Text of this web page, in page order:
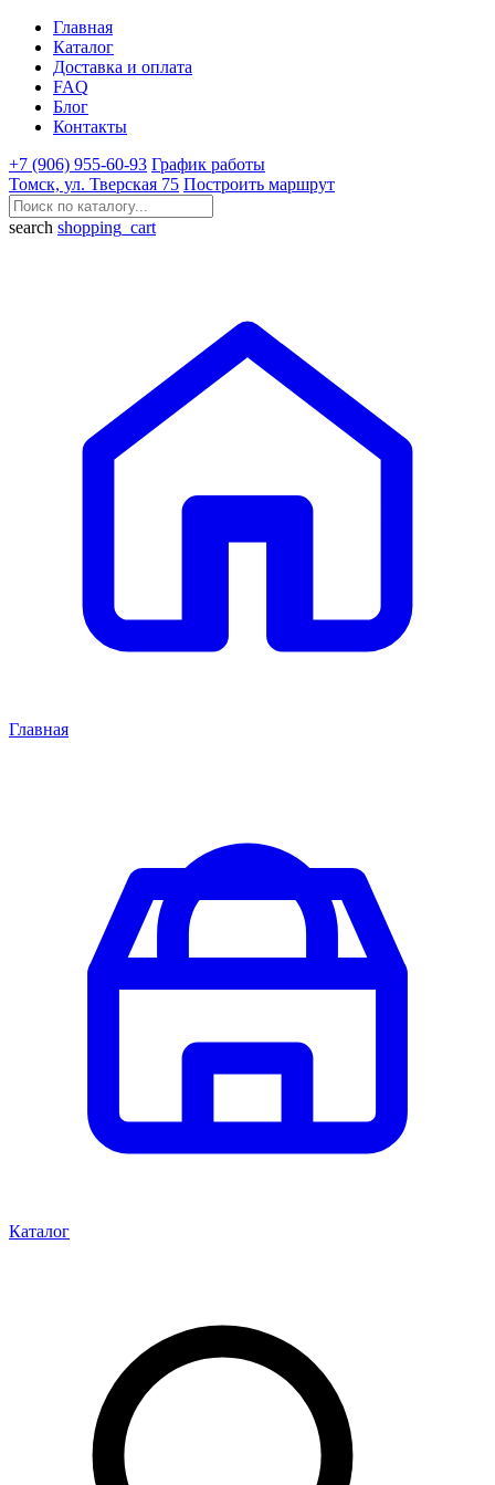
Главная
Каталог
Доставка и оплата
FAQ
Блог
Контакты
+7 (906) 955-60-93 График работы
Томск, ул. Тверская 75 Построить маршрут
search shopping_cart
Главная
Каталог